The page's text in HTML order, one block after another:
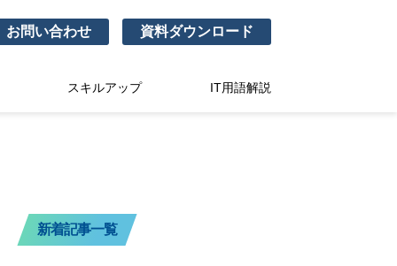
お問い合わせ 資料ダウンロード
スキルアップ IT用語解説
新着記事一覧